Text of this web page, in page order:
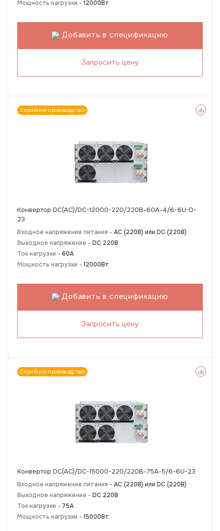
Мощность нагрузки - 12000Вт
Добавить в спецификацию
Запросить цену
Серийное производство
Конвертор DC(AC)/DC-12000-220/220В-60А-4/6-6U-D-
23
Входное напряжение питания - АС (220В) или DC (220В)
Выходное напряжение - DC 220В
Ток нагрузки - 60А
Мощность нагрузки - 12000Вт
Добавить в спецификацию
Запросить цену
Серийное производство
Конвертор DC(AC)/DC-15000-220/220В-75А-5/6-6U-23
Входное напряжение питания - АС (220В) или DC (220В)
Выходное напряжение - DC 220В
Ток нагрузки - 75А
Мощность нагрузки - 15000Вт